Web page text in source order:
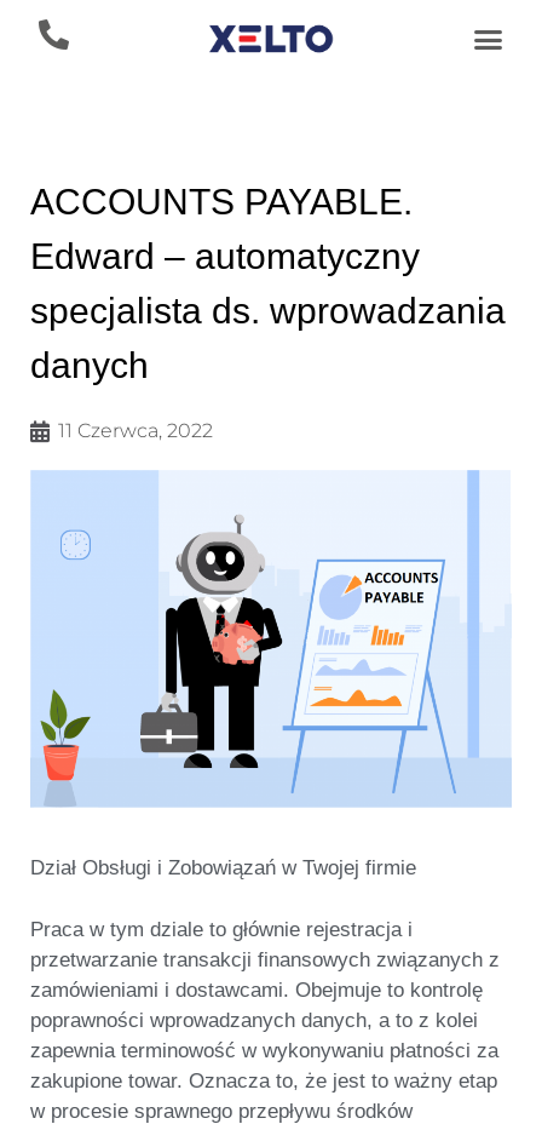
ACCOUNTS PAYABLE.
Edward – automatyczny
specjalista ds. wprowadzania
danych
11 Czerwca, 2022
Dział Obsługi i Zobowiązań w Twojej firmie
Praca w tym dziale to głównie rejestracja i
przetwarzanie transakcji finansowych związanych z
zamówieniami i dostawcami. Obejmuje to kontrolę
poprawności wprowadzanych danych, a to z kolei
zapewnia terminowość w wykonywaniu płatności za
zakupione towar. Oznacza to, że jest to ważny etap
w procesie sprawnego przepływu środków